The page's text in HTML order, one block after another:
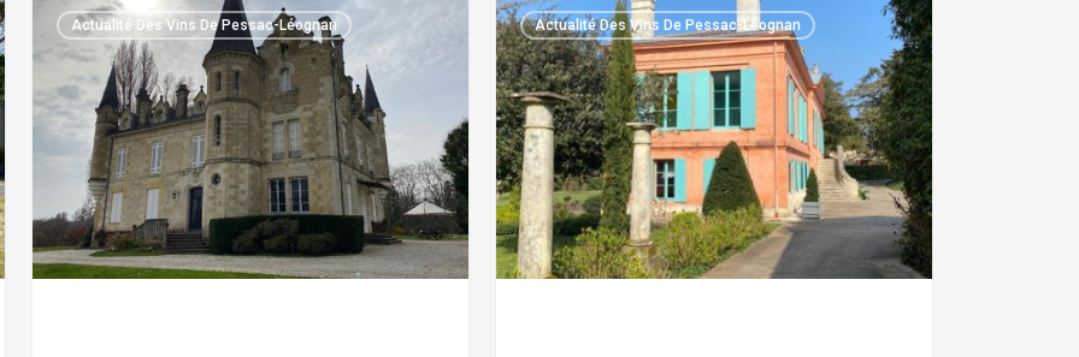
HAUT
BERGEY
:
PESSAC-
LEOGNAN
Actualité Des Vins De Pessac-Léognan
PONT
SAINT
MARTIN:
UN
PESSAC
LEOGNAN
TRES
Actualité Des Vins De Pessac-Léognan